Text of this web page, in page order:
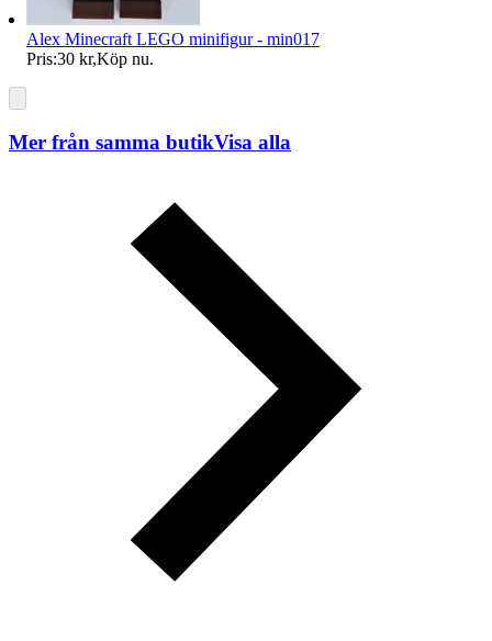
Alex Minecraft LEGO minifigur - min017
Pris:30 kr,Köp nu.
Mer från samma butikVisa alla